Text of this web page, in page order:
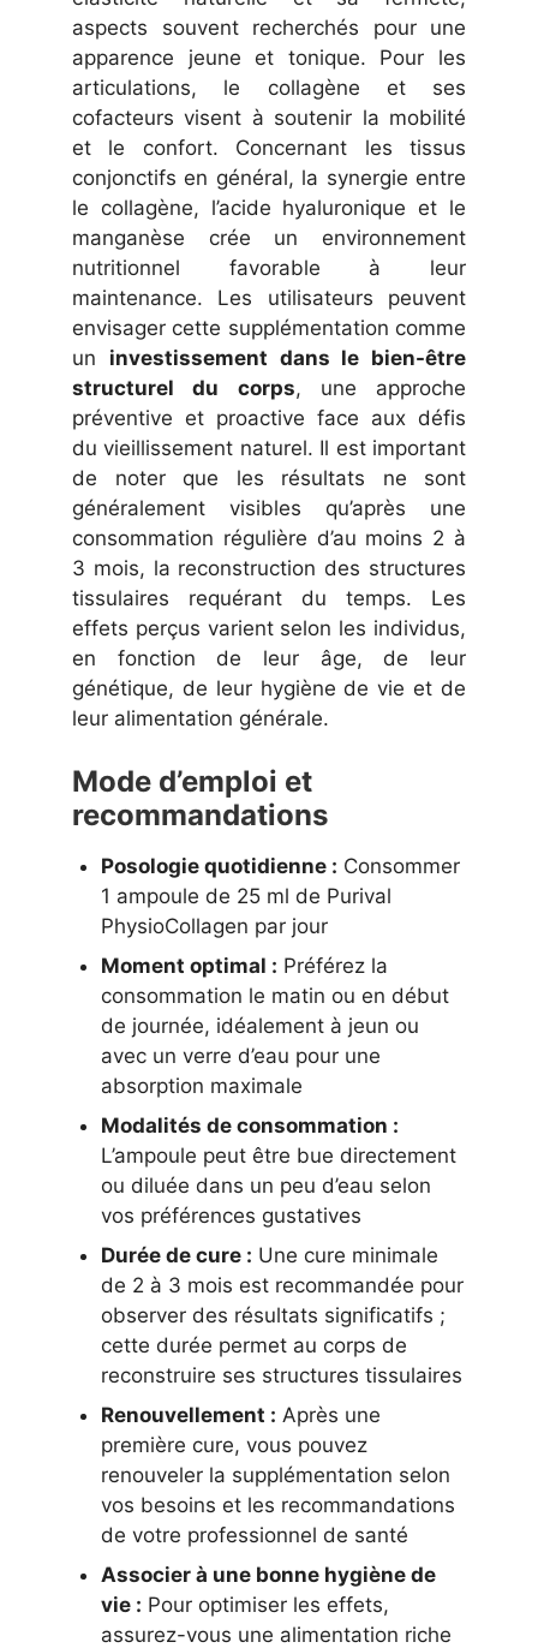
aspects souvent recherchés pour une
apparence jeune et tonique. Pour les
articulations, le collagène et ses
cofacteurs visent à soutenir la mobilité
et le confort. Concernant les tissus
conjonctifs en général, la synergie entre
le collagène, l’acide hyaluronique et le
manganèse crée un environnement
nutritionnel favorable à leur
maintenance. Les utilisateurs peuvent
envisager cette supplémentation comme
un investissement dans le bien-être
structurel du corps, une approche
préventive et proactive face aux défis
du vieillissement naturel. Il est important
de noter que les résultats ne sont
généralement visibles qu’après une
consommation régulière d’au moins 2 à
3 mois, la reconstruction des structures
tissulaires requérant du temps. Les
effets perçus varient selon les individus,
en fonction de leur âge, de leur
génétique, de leur hygiène de vie et de
leur alimentation générale.
Mode d’emploi et
recommandations
Posologie quotidienne : Consommer
1 ampoule de 25 ml de Purival
PhysioCollagen par jour
Moment optimal : Préférez la
consommation le matin ou en début
de journée, idéalement à jeun ou
avec un verre d’eau pour une
absorption maximale
Modalités de consommation :
L’ampoule peut être bue directement
ou diluée dans un peu d’eau selon
vos préférences gustatives
Durée de cure : Une cure minimale
de 2 à 3 mois est recommandée pour
observer des résultats significatifs ;
cette durée permet au corps de
reconstruire ses structures tissulaires
Renouvellement : Après une
première cure, vous pouvez
renouveler la supplémentation selon
vos besoins et les recommandations
de votre professionnel de santé
Associer à une bonne hygiène de
vie : Pour optimiser les effets,
assurez-vous une alimentation riche